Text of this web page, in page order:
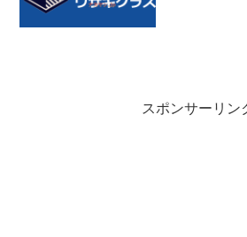
スポンサーリン